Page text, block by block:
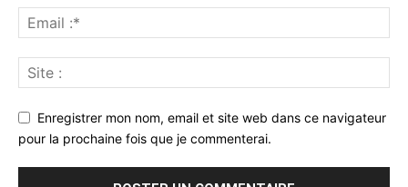
Enregistrer mon nom, email et site web dans ce navigateur
pour la prochaine fois que je commenterai.